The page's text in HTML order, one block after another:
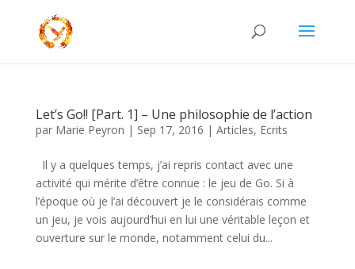
Let’s Go!! [Part. 1] – Une philosophie de l’action
par Marie Peyron | Sep 17, 2016 | Articles, Ecrits
Il y a quelques temps, j’ai repris contact avec une
activité qui mérite d’être connue : le jeu de Go. Si à
l’époque où je l’ai découvert je le considérais comme
un jeu, je vois aujourd’hui en lui une véritable leçon et
ouverture sur le monde, notamment celui du...